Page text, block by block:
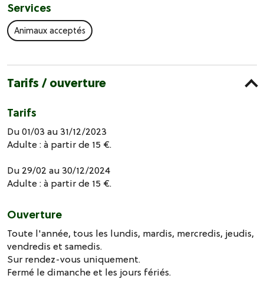
Services
Animaux acceptés
Tarifs / ouverture
Tarifs
Du 01/03 au 31/12/2023
Adulte : à partir de 15 €.
Du 29/02 au 30/12/2024
Adulte : à partir de 15 €.
Ouverture
Toute l'année, tous les lundis, mardis, mercredis, jeudis,
vendredis et samedis.
Sur rendez-vous uniquement.
Fermé le dimanche et les jours fériés.